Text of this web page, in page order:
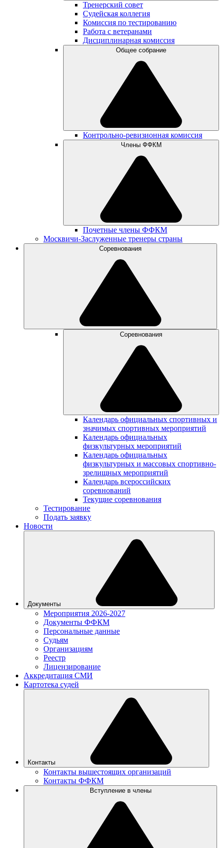
Тренерский совет
Судейская коллегия
Комиссия по тестированию
Работа с ветеранами
Дисциплинарная комиссия
Общее собрание
Контрольно-ревизионная комиссия
Члены ФФКМ
Почетные члены ФФКМ
Москвичи-Заслуженные тренеры страны
Соревнования
Соревнования
Календарь официальных спортивных и
значимых спортивных мероприятий
Календарь официальных
физкультурных мероприятий
Календарь официальных
физкультурных и массовых спортивно-
зрелищных мероприятий
Календарь всероссийских
соревнований
Текущие соревнования
Тестирование
Подать заявку
Новости
Документы
Мероприятия 2026-2027
Документы ФФКМ
Персональные данные
Судьям
Организациям
Реестр
Лицензирование
Аккредитация СМИ
Картотека судей
Контакты
Контакты вышестоящих организаций
Контакты ФФКМ
Вступление в члены